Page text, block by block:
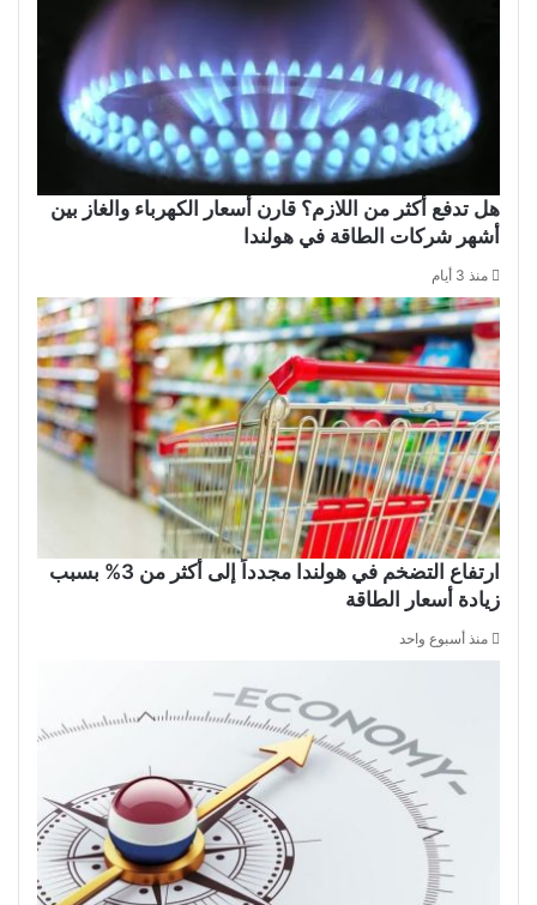
هل تدفع أكثر من اللازم؟ قارن أسعار الكهرباء والغاز بين
أشهر شركات الطاقة في هولندا
منذ 3 أيام
ارتفاع التضخم في هولندا مجدداً إلى أكثر من 3% بسبب
زيادة أسعار الطاقة
منذ أسبوع واحد